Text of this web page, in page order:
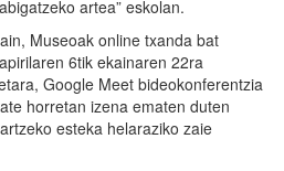
artea” eskolan.
Museoak online txanda bat
6tik ekainaren 22ra
Google Meet bideokonferentzia
horretan izena ematen duten
esteka helaraziko zaie